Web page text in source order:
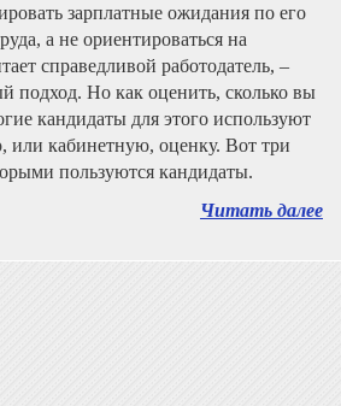
зарплатные ожидания по его
а не ориентироваться на
справедливой работодатель, –
подход. Но как оценить, сколько вы
кандидаты для этого используют
или кабинетную, оценку. Вот три
пользуются кандидаты.
Читать далее